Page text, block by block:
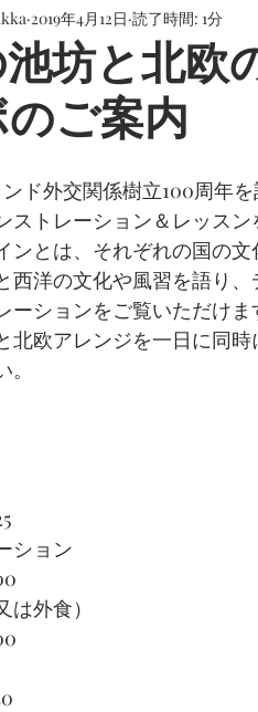
誌掲載 空間ディスプレイ
ースクール リノカ
池坊と北欧
ご案内
2019年4月12日 読了時間: 1分
ド外交関係樹立100周年
ストレーション＆レッス
ンとは、それぞれの国の
西洋の文化や風習を語り
ーションをご覧いただけま
北欧アレンジを一日に同
ション
外食）